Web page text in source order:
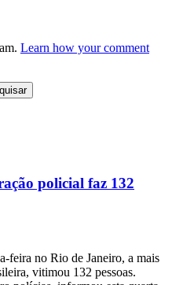
Learn how your comment
policial faz 132
feira no Rio de Janeiro, a mais
vitimou 132 pessoas.